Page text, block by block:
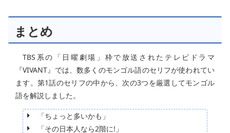
まとめ
TBS系の「日曜劇場」枠で放送されたテレビドラマ
『VIVANT』では、数多くのモンゴル語のセリフが使われてい
ます。第1話のセリフの中から、次の3つを厳選してモンゴル
語を解説しました。
「ちょっと多いかも」
「その日本人なら2階に!」